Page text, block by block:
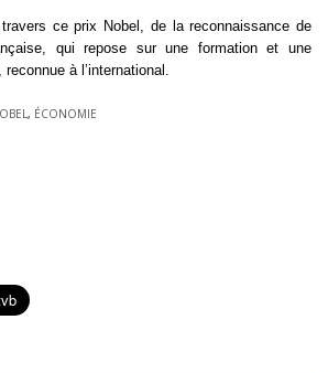
ce prix Nobel, de la reconnaissance de
qui repose sur une formation et une
à l’international.
, ÉCONOMIE